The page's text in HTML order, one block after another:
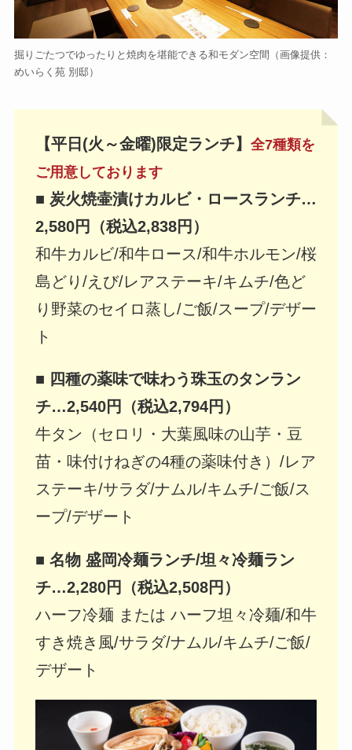
掘りごたつでゆったりと焼肉を堪能できる和モダン空間（画像提供：
めいらく苑 別邸）
【平日(火～金曜)限定ランチ】 全7種類を
ご用意しております
■ 炭火焼壷漬けカルビ・ロースランチ…
2,580円（税込2,838円）
和牛カルビ/和牛ロース/和牛ホルモン/桜
島どり/えび/レアステーキ/キムチ/色ど
り野菜のセイロ蒸し/ご飯/スープ/デザー
ト
■ 四種の薬味で味わう珠玉のタンラン
チ…2,540円（税込2,794円）
牛タン（セロリ・大葉風味の山芋・豆
苗・味付けねぎの4種の薬味付き）/レア
ステーキ/サラダ/ナムル/キムチ/ご飯/ス
ープ/デザート
■ 名物 盛岡冷麺ランチ/坦々冷麺ラン
チ…2,280円（税込2,508円）
ハーフ冷麺 または ハーフ坦々冷麺/和牛
すき焼き風/サラダ/ナムル/キムチ/ご飯/
デザート